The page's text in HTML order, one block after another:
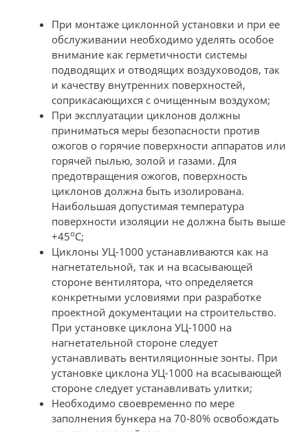
При монтаже циклонной установки и при ее
обслуживании необходимо уделять особое
внимание как герметичности системы
подводящих и отводящих воздуховодов, так
и качеству внутренних поверхностей,
соприкасающихся с очищенным воздухом;
При эксплуатации циклонов должны
приниматься меры безопасности против
ожогов о горячие поверхности аппаратов или
горячей пылью, золой и газами. Для
предотвращения ожогов, поверхность
циклонов должна быть изолирована.
Наибольшая допустимая температура
поверхности изоляции не должна быть выше
+45оС;
Циклоны УЦ-1000 устанавливаются как на
нагнетательной, так и на всасывающей
стороне вентилятора, что определяется
конкретными условиями при разработке
проектной документации на строительство.
При установке циклона УЦ-1000 на
нагнетательной стороне следует
устанавливать вентиляционные зонты. При
установке циклона УЦ-1000 на всасывающей
стороне следует устанавливать улитки;
Необходимо своевременно по мере
заполнения бункера на 70-80% освобождать